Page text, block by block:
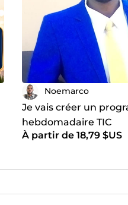
Noemarco
Je vais créer un
hebdomadaire TIC
À partir de 18,79 $US